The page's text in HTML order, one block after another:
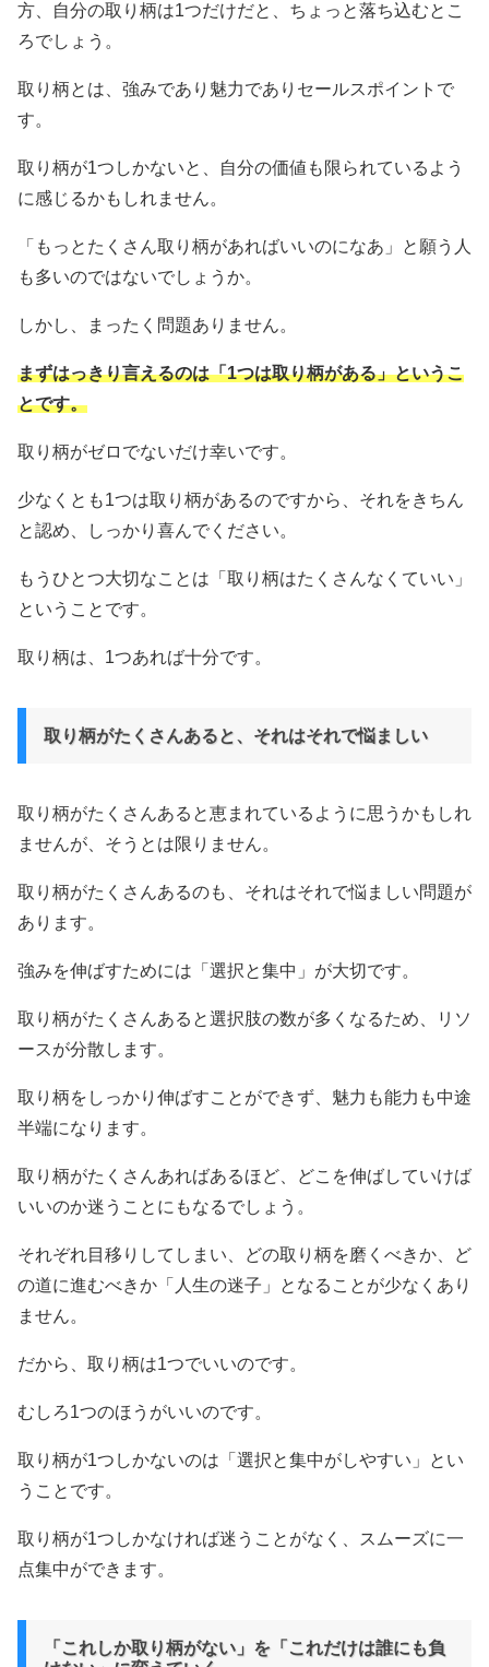
方、自分の取り柄は1つだけだと、ちょっと落ち込むとこ
ろでしょう。
取り柄とは、強みであり魅力でありセールスポイントで
す。
取り柄が1つしかないと、自分の価値も限られているよう
に感じるかもしれません。
「もっとたくさん取り柄があればいいのになあ」と願う人
も多いのではないでしょうか。
しかし、まったく問題ありません。
まずはっきり言えるのは「1つは取り柄がある」というこ
とです。
取り柄がゼロでないだけ幸いです。
少なくとも1つは取り柄があるのですから、それをきちん
と認め、しっかり喜んでください。
もうひとつ大切なことは「取り柄はたくさんなくていい」
ということです。
取り柄は、1つあれば十分です。
取り柄がたくさんあると、それはそれで悩ましい
取り柄がたくさんあると恵まれているように思うかもしれ
ませんが、そうとは限りません。
取り柄がたくさんあるのも、それはそれで悩ましい問題が
あります。
強みを伸ばすためには「選択と集中」が大切です。
取り柄がたくさんあると選択肢の数が多くなるため、リソ
ースが分散します。
取り柄をしっかり伸ばすことができず、魅力も能力も中途
半端になります。
取り柄がたくさんあればあるほど、どこを伸ばしていけば
いいのか迷うことにもなるでしょう。
それぞれ目移りしてしまい、どの取り柄を磨くべきか、ど
の道に進むべきか「人生の迷子」となることが少なくあり
ません。
だから、取り柄は1つでいいのです。
むしろ1つのほうがいいのです。
取り柄が1つしかないのは「選択と集中がしやすい」とい
うことです。
取り柄が1つしかなければ迷うことがなく、スムーズに一
点集中ができます。
「これしか取り柄がない」を「これだけは誰にも負